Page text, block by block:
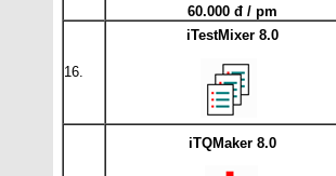
60.000 đ / pm
16.
iTestMixer 8.0
iTQMaker 8.0